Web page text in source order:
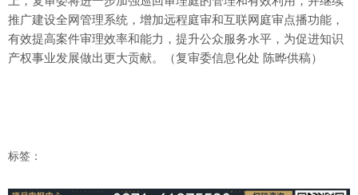
推广建设全网管理系统，增加远程庭审和互联网庭审点播功能，
有效提高案件审理效率和能力，提升公众服务水平，为促进知识
产权事业发展做出更大贡献。（复审委信息化处 陈晔供稿）
标签：